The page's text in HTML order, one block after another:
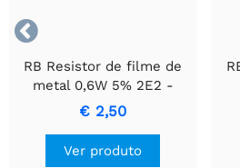

RB Resistor de filme de
metal 0,6W 5% 2E2 -
Resistor de Precisão
Durável
€ 2,50
Ver produto